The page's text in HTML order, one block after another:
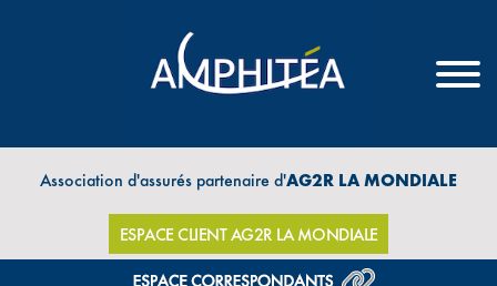
Association d'assurés partenaire d'AG2R LA MONDIALE
ESPACE CLIENT AG2R LA MONDIALE